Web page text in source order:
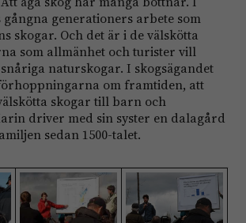
gångna generationers arbete som
skogar. Och det är i de välskötta
som allmänhet och turister vill
naturskogar. I skogsägandet
om framtiden, att
skogar till barn och
driver med sin syster en dalagård
sedan 1500-talet.